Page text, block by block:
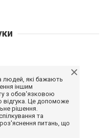
людей, які бажають
іншим
з обов'язковою
відгука. Це допоможе
рішення.
та
питань, що